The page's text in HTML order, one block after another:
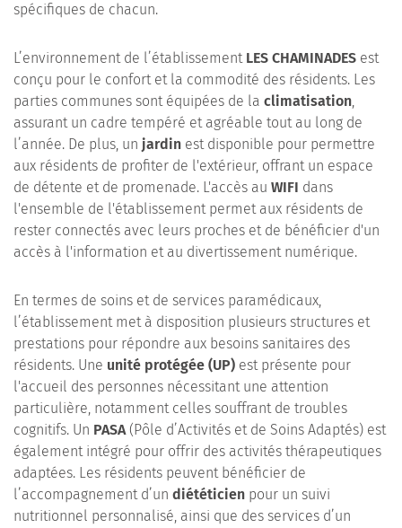
spécifiques de chacun.
L’environnement de l’établissement LES CHAMINADES est
conçu pour le confort et la commodité des résidents. Les
parties communes sont équipées de la climatisation,
assurant un cadre tempéré et agréable tout au long de
l’année. De plus, un jardin est disponible pour permettre
aux résidents de profiter de l'extérieur, offrant un espace
de détente et de promenade. L'accès au WIFI dans
l'ensemble de l'établissement permet aux résidents de
rester connectés avec leurs proches et de bénéficier d'un
accès à l'information et au divertissement numérique.
En termes de soins et de services paramédicaux,
l’établissement met à disposition plusieurs structures et
prestations pour répondre aux besoins sanitaires des
résidents. Une unité protégée (UP) est présente pour
l'accueil des personnes nécessitant une attention
particulière, notamment celles souffrant de troubles
cognitifs. Un PASA(Pôle d’Activités et de Soins Adaptés) est
également intégré pour offrir des activités thérapeutiques
adaptées. Les résidents peuvent bénéficier de
l’accompagnement d’un diététicien pour un suivi
nutritionnel personnalisé, ainsi que des services d’un